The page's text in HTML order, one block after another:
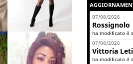
07/08/2026
Rossignolo
ha modificato il
07/08/2026
Vittoria
ha modificato il